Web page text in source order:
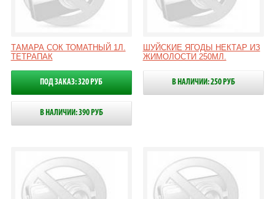
ТАМАРА СОК ТОМАТНЫЙ 1Л.
ТЕТРАПАК
ПОД ЗАКАЗ: 320 РУБ
В НАЛИЧИИ: 390 РУБ
ШУЙСКИЕ ЯГОДЫ НЕКТАР ИЗ
ЖИМОЛОСТИ 250МЛ.
В НАЛИЧИИ: 250 РУБ